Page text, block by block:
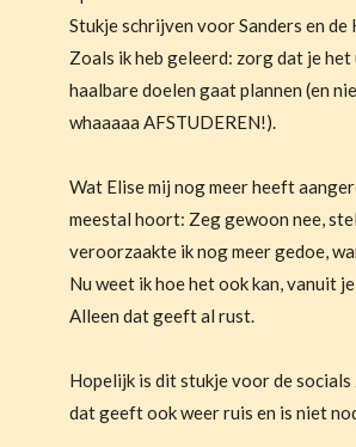
Stukje schrijven voor Sanders en de
Zoals ik heb geleerd: zorg dat je
haalbare doelen gaat plannen (en
whaaaaa AFSTUDEREN!).
Wat Elise mij nog meer heeft
meestal hoort: Zeg gewoon nee,
veroorzaakte ik nog meer gedoe,
Nu weet ik hoe het ook kan, vanuit
Alleen dat geeft al rust.
Hopelijk is dit stukje voor de
dat geeft ook weer ruis en is niet